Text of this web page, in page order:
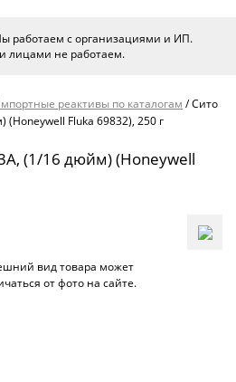
работаем с организациями и ИП.
лицами не работаем.
реактивы по каталогам /Сито
Fluka 69832), 250 г
(1/16 дюйм) (Honeywell
вид товара может
от фото на сайте.